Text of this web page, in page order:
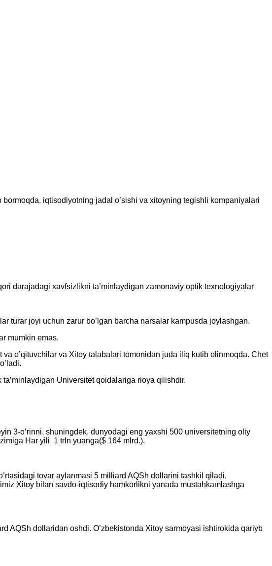
iqtisodiyotning jadal o’sishi va xitoyning tegishli kompaniyalari
darajadagi xavfsizlikni ta’minlaydigan zamonaviy optik texnologiyalar
turar joyi uchun zarur bo’lgan barcha narsalar kampusda joylashgan.
mumkin emas.
o’qituvchilar va Xitoy talabalari tomonidan juda iliq kutib olinmoqda. Chet
Universitet qoidalariga rioya qilishdir.
3-o’rinni, shuningdek, dunyodagi eng yaxshi 500 universitetning oliy
Har yili 1 trln yuanga($ 164 mlrd.).
tovar aylanmasi 5 milliard AQSh dollarini tashkil qiladi,
Xitoy bilan savdo-iqtisodiy hamkorlikni yanada mustahkamlashga
AQSh dollaridan oshdi. O’zbekistonda Xitoy sarmoyasi ishtirokida qariyb